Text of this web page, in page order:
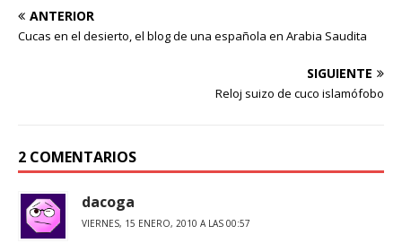
ANTERIOR
Cucas en el desierto, el blog de una española en Arabia Saudita
SIGUIENTE
Reloj suizo de cuco islamófobo
2 COMENTARIOS
dacoga
VIERNES, 15 ENERO, 2010 A LAS 00:57